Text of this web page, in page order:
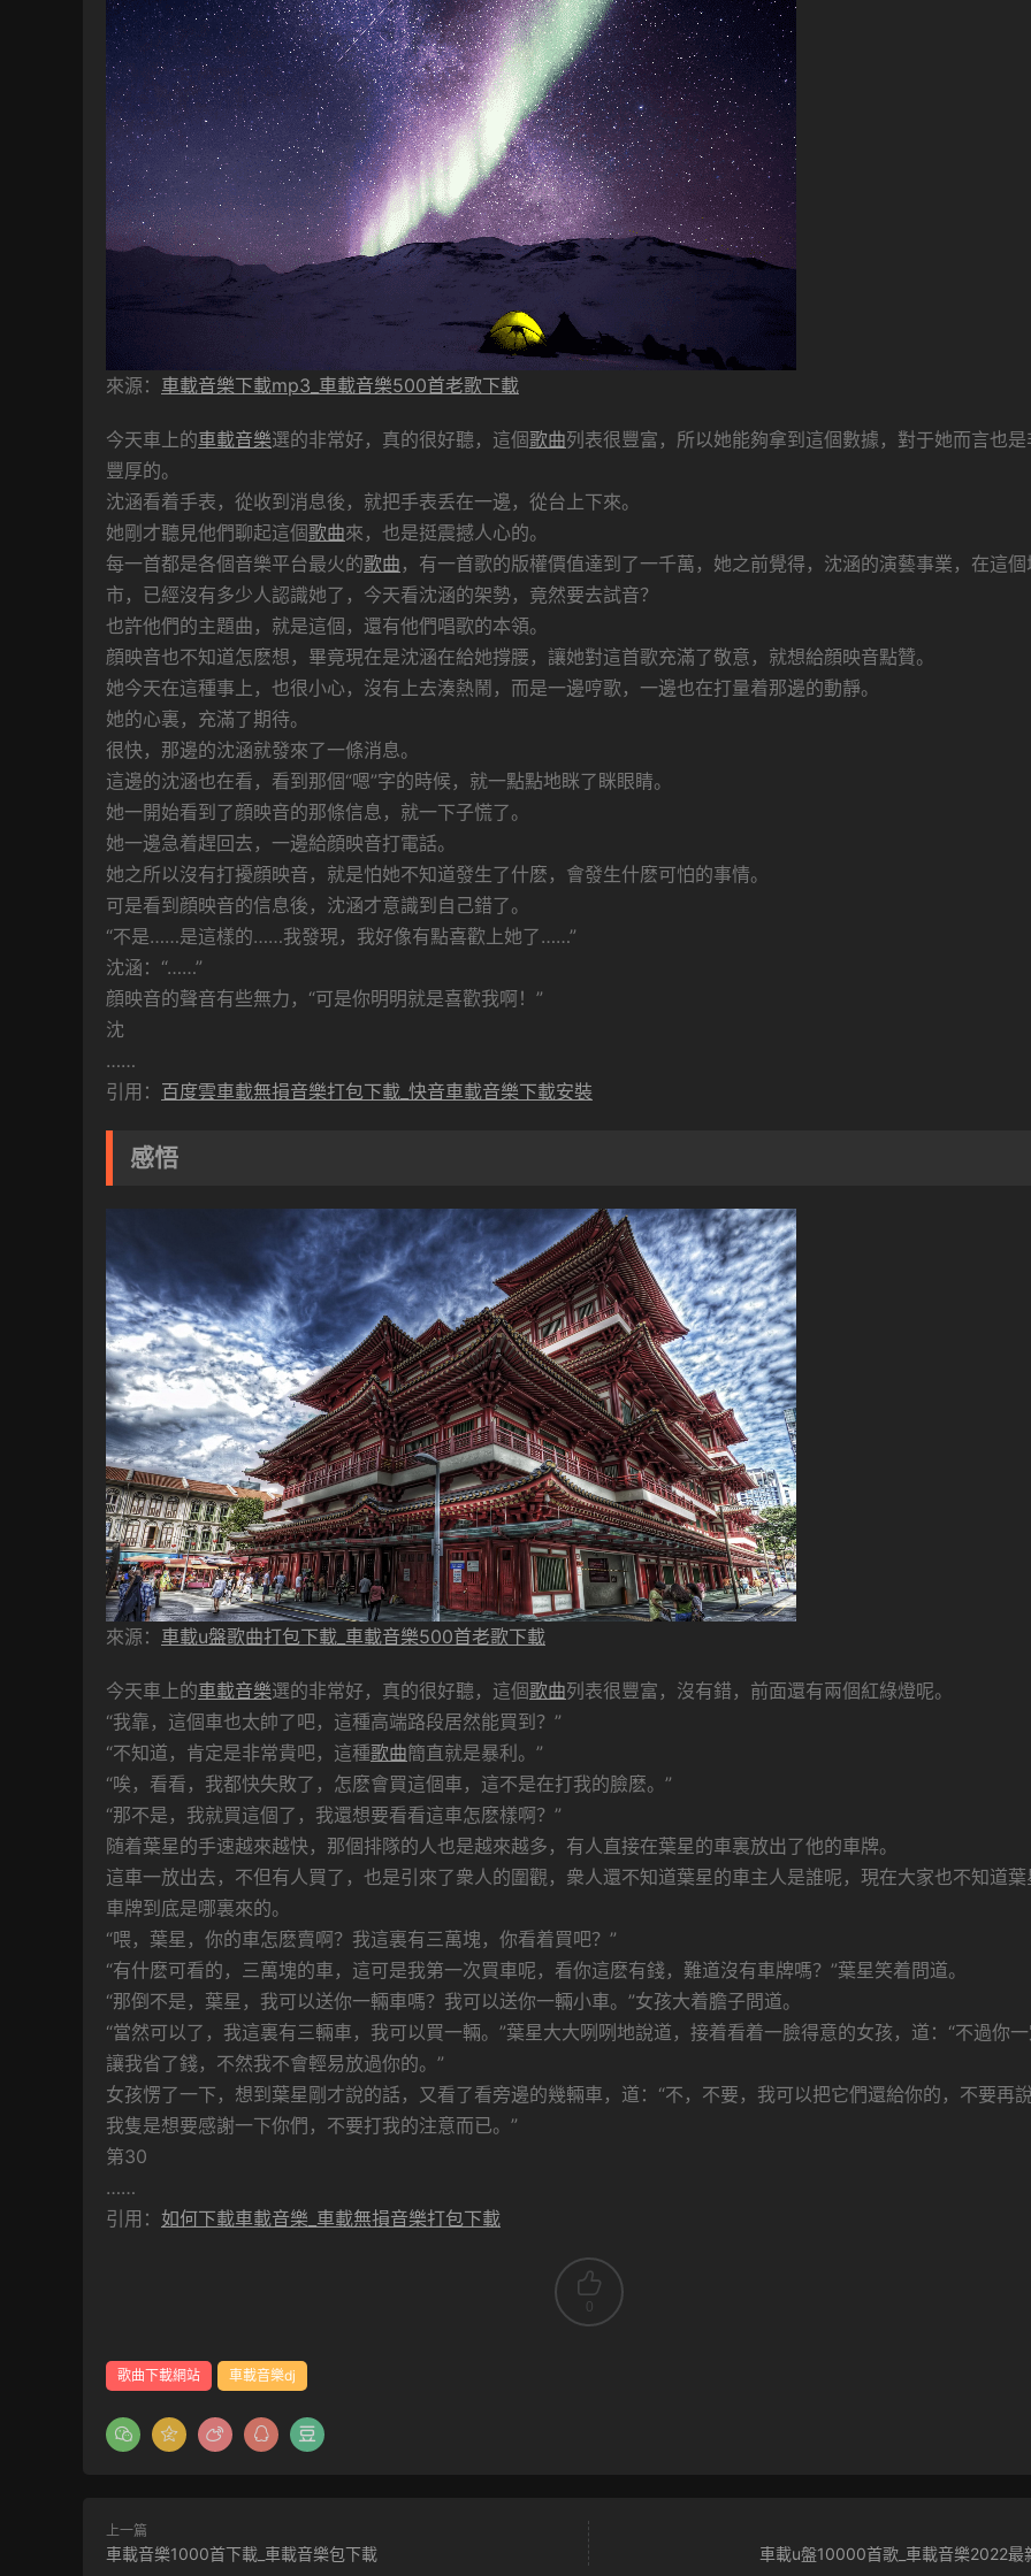
來源： 車載音樂下載mp3_車載音樂500首老歌下載
今天車上的車載音樂選的非常好，真的很好聽，這個歌曲列表很豐富，所以她能夠拿到這個數據，對于她而言也是
豐厚的。
沈涵看着手表，從收到消息後，就把手表丢在一邊，從台上下來。
她剛才聽見他們聊起這個歌曲來，也是挺震撼人心的。
每一首都是各個音樂平台最火的歌曲 ，有一首歌的版權價值達到了一千萬，她之前覺得，沈涵的演藝事業，在這個
市，已經沒有多少人認識她了，今天看沈涵的架勢，竟然要去試音？
也許他們的主題曲，就是這個，還有他們唱歌的本領。
顔映音也不知道怎麽想，畢竟現在是沈涵在給她撐腰，讓她對這首歌充滿了敬意，就想給顔映音點贊。
她今天在這種事上，也很小心，沒有上去湊熱鬧，而是一邊哼歌，一邊也在打量着那邊的動靜。
她的心裏，充滿了期待。
很快，那邊的沈涵就發來了一條消息。
這邊的沈涵也在看，看到那個“嗯”字的時候，就一點點地眯了眯眼睛。
她一開始看到了顔映音的那條信息，就一下子慌了。
她一邊急着趕回去，一邊給顔映音打電話。
她之所以沒有打擾顔映音，就是怕她不知道發生了什麽，會發生什麽可怕的事情。
可是看到顔映音的信息後，沈涵才意識到自己錯了。
“不是……是這樣的……我發現，我好像有點喜歡上她了……”
沈涵：“……”
顔映音的聲音有些無力，“可是你明明就是喜歡我啊！”
沈
……
引用： 百度雲車載無損音樂打包下載_快音車載音樂下載安裝
感悟
來源： 車載u盤歌曲打包下載_車載音樂500首老歌下載
今天車上的車載音樂選的非常好，真的很好聽，這個歌曲列表很豐富，沒有錯，前面還有兩個紅綠燈呢。
“我靠，這個車也太帥了吧，這種高端路段居然能買到？”
“不知道，肯定是非常貴吧，這種歌曲簡直就是暴利。”
“唉，看看，我都快失敗了，怎麽會買這個車，這不是在打我的臉麽。”
“那不是，我就買這個了，我還想要看看這車怎麽樣啊？”
随着葉星的手速越來越快，那個排隊的人也是越來越多，有人直接在葉星的車裏放出了他的車牌。
這車一放出去，不但有人買了，也是引來了衆人的圍觀，衆人還不知道葉星的車主人是誰呢，現在大家也不知道葉
車牌到底是哪裏來的。
“喂，葉星，你的車怎麽賣啊？我這裏有三萬塊，你看着買吧？”
“有什麽可看的，三萬塊的車，這可是我第一次買車呢，看你這麽有錢，難道沒有車牌嗎？”葉星笑着問道。
“那倒不是，葉星，我可以送你一輛車嗎？我可以送你一輛小車。”女孩大着膽子問道。
“當然可以了，我這裏有三輛車，我可以買一輛。”葉星大大咧咧地說道，接着看着一臉得意的女孩，道：“不過你
讓我省了錢，不然我不會輕易放過你的。”
女孩愣了一下，想到葉星剛才說的話，又看了看旁邊的幾輛車，道：“不，不要，我可以把它們還給你的，不要再
我隻是想要感謝一下你們，不要打我的注意而已。”
第30
……
引用： 如何下載車載音樂_車載無損音樂打包下載
0
歌曲下載網站 車載音樂dj
上一篇
車載音樂1000首下載_車載音樂包下載 車載u盤10000首歌_車載音樂2022最